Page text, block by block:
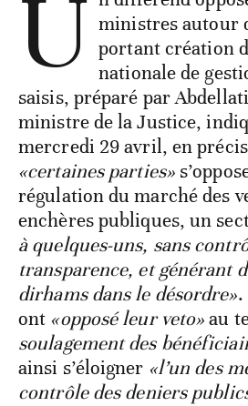
U ministres autour
portant création
nationale de
saisis, préparé par
ministre de la Justice,
mercredi 29 avril, en
«certaines parties»
régulation du marché des
enchères publiques, un
à quelques-uns, sans
transparence, et générant
dirhams dans le désordre»
ont «opposé leur veto»au
soulagement des
ainsi s’éloigner «l’un des
contrôle des deniers